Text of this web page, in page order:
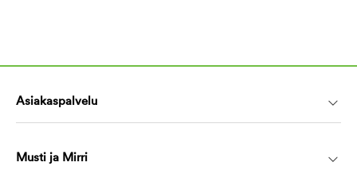
Asiakaspalvelu
Musti ja Mirri